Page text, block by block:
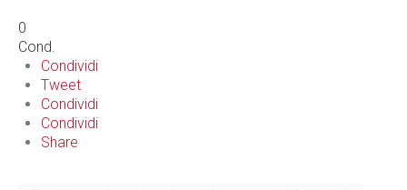
0
Cond.
Condividi
Tweet
Condividi
Condividi
Share